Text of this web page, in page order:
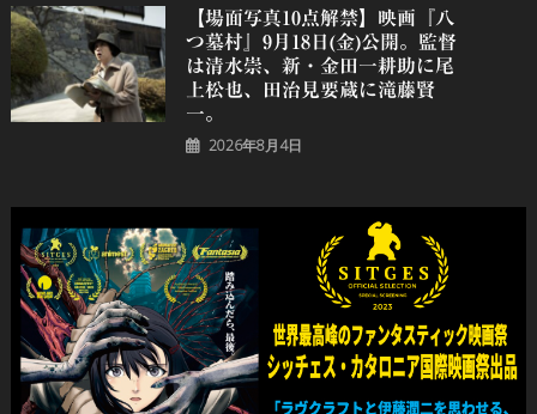
【場面写真10点解禁】映画『八
つ墓村』9月18日(金)公開。監督
は清水崇、新・金田一耕助に尾
上松也、田治見要蔵に滝藤賢
一。
2026年8月4日